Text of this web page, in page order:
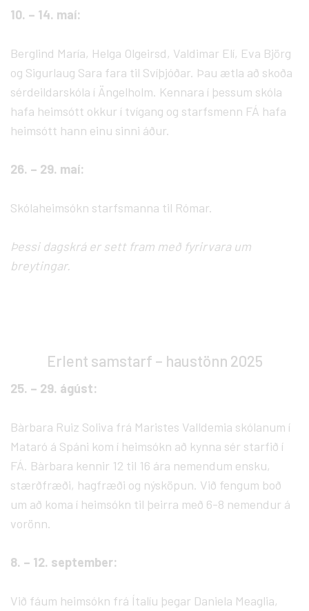
10. – 14. maí:
Berglind María, Helga Olgeirsd, Valdimar Elí, Eva Björg
og Sigurlaug Sara fara til Svíþjóðar. Þau ætla að skoða
sérdeildarskóla í Ängelholm. Kennara í þessum skóla
hafa heimsótt okkur í tvígang og starfsmenn FÁ hafa
heimsótt hann einu sinni áður.
26. – 29. maí:
Skólaheimsókn starfsmanna til Rómar.
Þessi dagskrá er sett fram með fyrirvara um
breytingar.
Erlent samstarf – haustönn 2025
25. – 29. ágúst:
Bàrbara Ruiz Soliva frá Maristes Valldemia skólanum í
Mataró á Spáni kom í heimsókn að kynna sér starfið í
FÁ. Bàrbara kennir 12 til 16 ára nemendum ensku,
stærðfræði, hagfræði og nýsköpun. Við fengum boð
um að koma í heimsókn til þeirra með 6-8 nemendur á
vorönn.
8. – 12. september:
Við fáum heimsókn frá Ítalíu þegar Daniela Meaglia,